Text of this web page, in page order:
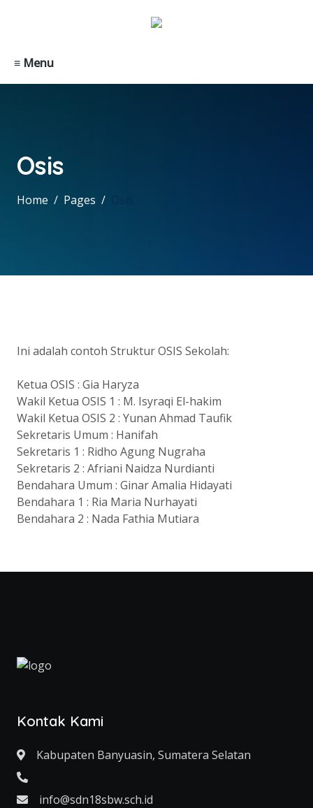
≡ Menu
Osis
Home Pages
Ini adalah contoh Struktur OSIS Sekolah:
Ketua OSIS : Gia Haryza
Wakil Ketua OSIS 1 : M. Isyraqi El-hakim
Wakil Ketua OSIS 2 : Yunan Ahmad Taufik
Sekretaris Umum : Hanifah
Sekretaris 1 : Ridho Agung Nugraha
Sekretaris 2 : Afriani Naidza Nurdianti
Bendahara Umum : Ginar Amalia Hidayati
Bendahara 1 : Ria Maria Nurhayati
Bendahara 2 : Nada Fathia Mutiara
Kontak Kami
Kabupaten Banyuasin, Sumatera Selatan
info@sdn18sbw.sch.id